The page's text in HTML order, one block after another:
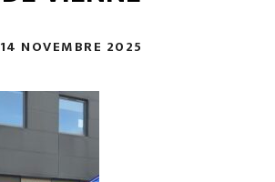
14 NOVEMBRE 2025